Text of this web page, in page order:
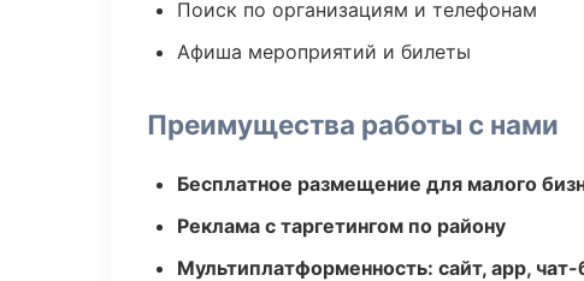
Поиск по организациям и телефонам
Афиша мероприятий и билеты
Преимущества работы с нами
Бесплатное размещение для малого
Реклама с таргетингом по району
Мультиплатформенность: сайт, app, чат-